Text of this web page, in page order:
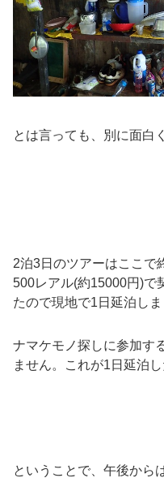
とは言っても、別に面白
2泊3日のツアーはここで
500レアル(約15000円)で
たので現地で1日延泊し
ナマケモノ探しに参加す
ません。これが1日延泊
ということで、午後から